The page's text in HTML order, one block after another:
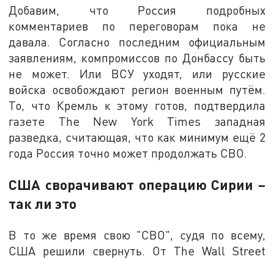
Добавим, что Россия подробных
комментариев по переговорам пока не
давала. Согласно последним официальным
заявлениям, компромиссов по Донбассу быть
не может. Или ВСУ уходят, или русские
войска освобождают регион военным путём.
То, что Кремль к этому готов, подтвердила
газете The New York Times западная
разведка, считающая, что как минимум ещё 2
года Россия точно может продолжать СВО.
США сворачивают операцию Сирии –
так ли это
В то же время свою "СВО", судя по всему,
США решили свернуть. От The Wall Street